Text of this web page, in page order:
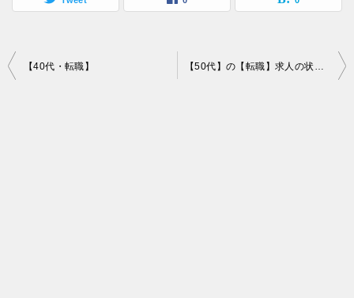
投
【40代・転職】 【50代】の【転職】求人の状況、転職する方法（やり方）